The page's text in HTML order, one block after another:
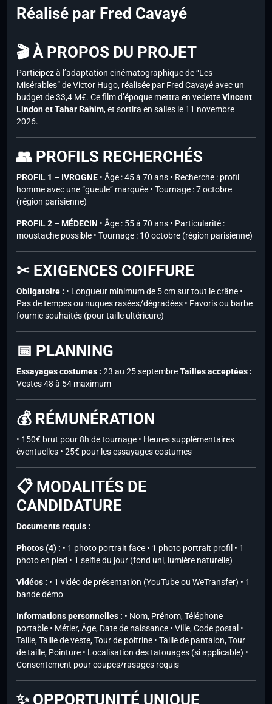
Réalisé par Fred Cavayé
🎬 À PROPOS DU PROJET
Participez à l’adaptation cinématographique de “Les
Misérables” de Victor Hugo, réalisée par Fred Cavayé avec un
budget de 33,4 M€. Ce film d’époque mettra en vedetteVincent
Lindon et Tahar Rahim, et sortira en salles le 11 novembre
2026.
👥 PROFILS RECHERCHÉS
PROFIL 1 – IVROGNE • Âge : 45 à 70 ans • Recherche : profil
homme avec une “gueule” marquée • Tournage : 7 octobre
(région parisienne)
PROFIL 2 – MÉDECIN • Âge : 55 à 70 ans • Particularité :
moustache possible • Tournage : 10 octobre (région parisienne)
✂ EXIGENCES COIFFURE
Obligatoire : • Longueur minimum de 5 cm sur tout le crâne •
Pas de tempes ou nuques rasées/dégradées • Favoris ou barbe
fournie souhaités (pour taille ultérieure)
📅 PLANNING
Essayages costumes : 23 au 25 septembreTailles acceptées :
Vestes 48 à 54 maximum
💰 RÉMUNÉRATION
• 150€ brut pour 8h de tournage • Heures supplémentaires
éventuelles • 25€ pour les essayages costumes
📋 MODALITÉS DE
CANDIDATURE
Documents requis :
Photos (4) : • 1 photo portrait face • 1 photo portrait profil • 1
photo en pied • 1 selfie du jour (fond uni, lumière naturelle)
Vidéos : • 1 vidéo de présentation (YouTube ou WeTransfer) • 1
bande démo
Informations personnelles : • Nom, Prénom, Téléphone
portable • Métier, Âge, Date de naissance • Ville, Code postal •
Taille, Taille de veste, Tour de poitrine • Taille de pantalon, Tour
de taille, Pointure • Localisation des tatouages (si applicable) •
Consentement pour coupes/rasages requis
✨ OPPORTUNITÉ UNIQUE